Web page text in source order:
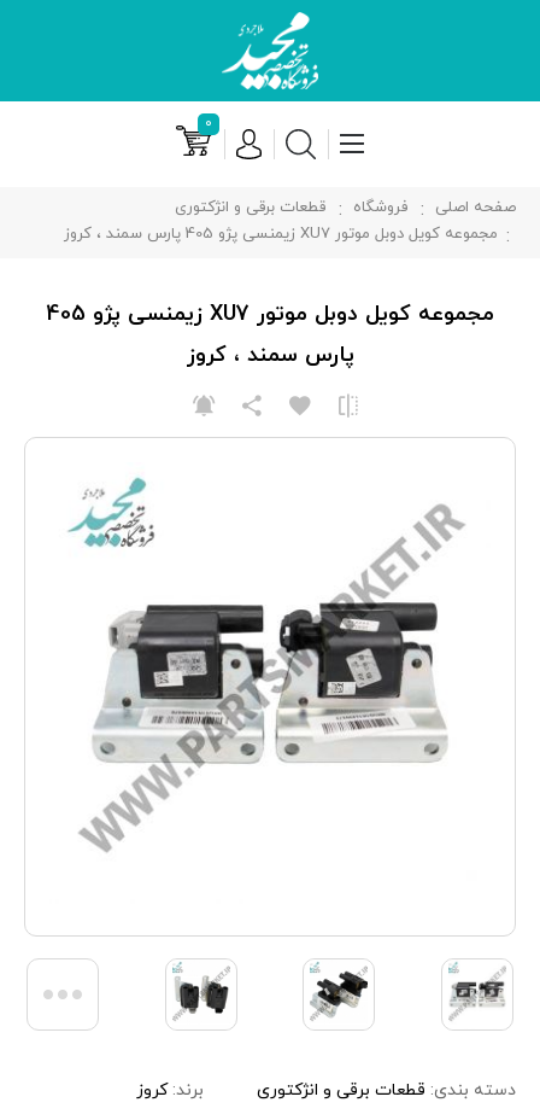
۰
صفحه اصلی فروشگاه
قطعات برقی و انژکتوری
مجموعه کويل دوبل موتور XU7 زیمنسی پژو 405 پارس سمند ، کروز
دسته بندی: قطعات برقی و انژکتوری برند:کروز
مجموعه کويل دوبل موتور XU7 زیمنسی پژو 405
پارس سمند ، کروز